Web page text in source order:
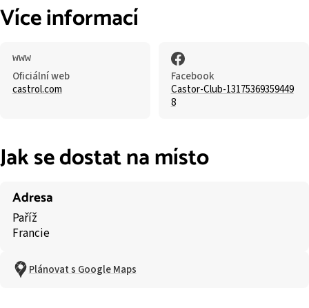
Více informací
Oficiální web
castrol.com
Facebook
Castor-Club-13175369359449
8
Jak se dostat na místo
Adresa
Paříž
Francie
Plánovat s Google Maps